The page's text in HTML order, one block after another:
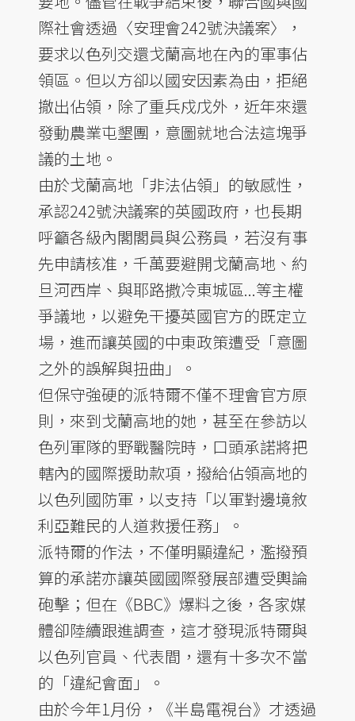
際社會透過〈安理會242號決議案〉，
要求以色列交還戈蘭高地在內的軍事佔
領區。但以方卻以國安因素為由，拒絕
撤出佔領，除了重兵戍戊外，近年來還
發動農業屯墾團，意圖就地合法這塊爭
議的土地。
由於戈蘭高地「非法佔領」的敏感性，
承認242號決議案的英國政府，也長期
呼籲各級內閣閣員與公務員，若沒有事
先申請核准，千萬要避開戈蘭高地、約
旦河西岸、與耶路撒冷東城區...等主權
爭議地，以避免干擾英國官方的既定立
場，進而讓英國的中東政策遭受「意圖
之外的誤解與扭曲」。
但保守強硬的派特爾不僅不理會官方原
則，來到戈蘭高地的她，甚至在參訪以
色列軍隊的野戰醫院時，口頭承諾將把
轄內的國際援助款項，撥給佔領高地的
以色列國防軍，以支持「以軍對邊境敘
利亞難民的人道救援任務」。
派特爾的作法，不僅明顯違紀，濫撥預
算的承諾亦讓英國國際發展部遭受輿論
砲擊；但在《BBC》爆料之後，各家媒
體卻陸續跟進調查，這才發現派特爾與
以色列官員、代表間，還有十多次不當
的「違紀會面」。
由於今年1月份，《半島電視台》才透過